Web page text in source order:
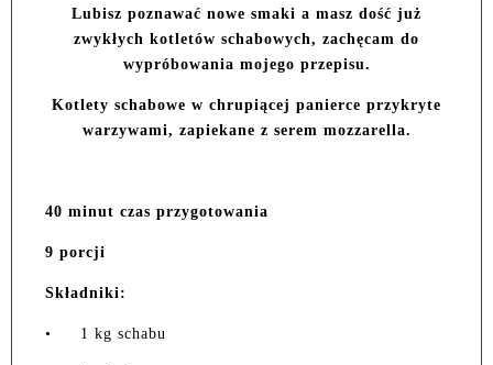
Lubisz poznawać nowe smaki a masz dość już
zwykłych kotletów schabowych, zachęcam do
wypróbowania mojego przepisu.
Kotlety schabowe w chrupiącej panierce przykryte
warzywami, zapiekane z serem mozzarella.
40 minut czas przygotowania
9 porcji
Składniki:
• 1 kg schabu